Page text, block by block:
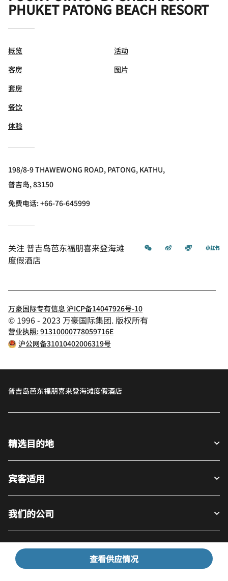
查看供应情况
PHUKET PATONG BEACH RESORT
概览
客房
套房
餐饮
体验
活动
图片
198/8-9 THAWEWONG ROAD, PATONG, KATHU,
普吉岛, 83150
免费电话:+66-76-645999
关注 普吉岛芭东福朋喜来登海滩
度假酒店
微信 微博 飞猪
万豪国际专有信息 沪ICP备14047926号-10
© 1996 - 2023 万豪国际集团. 版权所有
营业执照: 91310000778059716E
沪公网备31010402006319号
普吉岛芭东福朋喜来登海滩度假酒店
精选目的地
宾客适用
我们的公司
关注我们 FacebookInstagram
TwitterLinkedIn